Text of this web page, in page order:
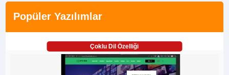
Popüler Yazılımlar
Çoklu Dil Özelliği